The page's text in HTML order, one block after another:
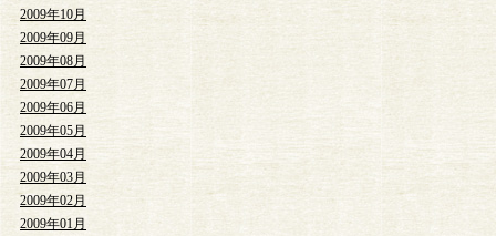
2009年10月
2009年09月
2009年08月
2009年07月
2009年06月
2009年05月
2009年04月
2009年03月
2009年02月
2009年01月